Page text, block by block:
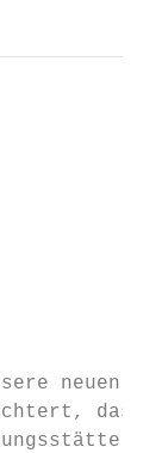
neuen
dass